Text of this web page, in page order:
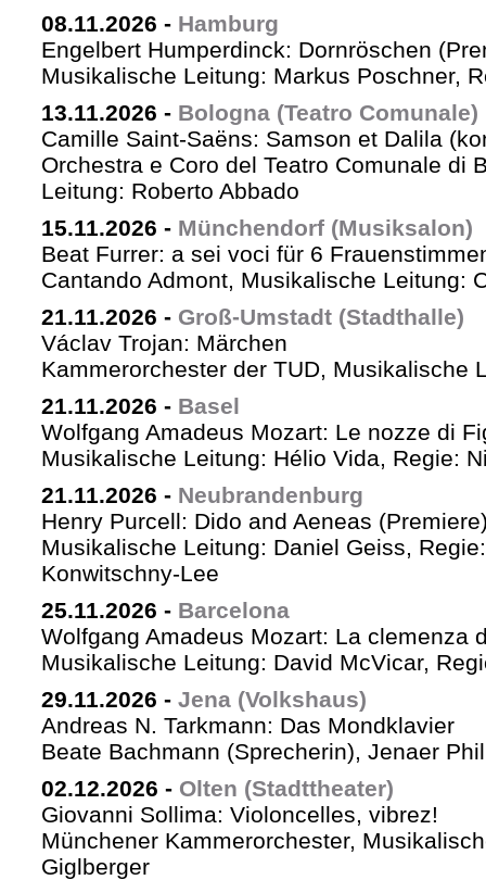
08.11.2026 - Hamburg
Engelbert Humperdinck: Dornröschen
Musikalische Leitung: Markus Poschner,
13.11.2026 - Bologna (Teatro Comunale)
Camille Saint-Saëns: Samson et Dalila
Orchestra e Coro del Teatro Comunale di
Leitung: Roberto Abbado
15.11.2026 - Münchendorf (Musiksalon)
Beat Furrer: a sei voci für 6
Cantando Admont, Musikalische Leitung:
21.11.2026 - Groß-Umstadt (Stadthalle)
Václav Trojan: Märchen
Kammerorchester der TUD, Musikalische
21.11.2026 - Basel
Wolfgang Amadeus Mozart: Le nozze di
Musikalische Leitung: Hélio Vida, Regie:
21.11.2026 - Neubrandenburg
Henry Purcell: Dido and Aeneas
Musikalische Leitung: Daniel Geiss,
Konwitschny-Lee
25.11.2026 - Barcelona
Wolfgang Amadeus Mozart: La clemenza
Musikalische Leitung: David McVicar,
29.11.2026 - Jena (Volkshaus)
Andreas N. Tarkmann: Das Mondklavier
Beate Bachmann (Sprecherin), Jenaer
02.12.2026 - Olten (Stadttheater)
Giovanni Sollima: Violoncelles, vibrez!
Münchener Kammerorchester,
Giglberger